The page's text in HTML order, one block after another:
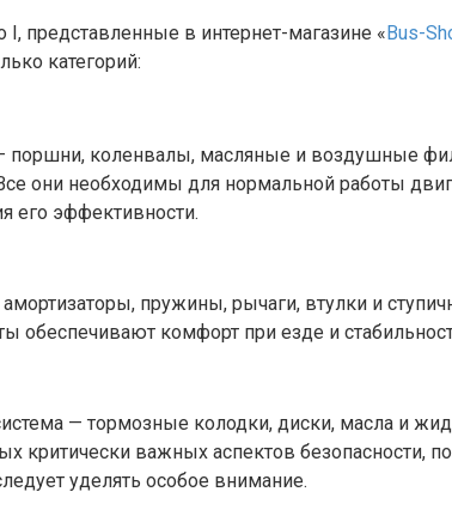
I, представленные в интернет-магазине «Bus-
категорий:
поршни, коленвалы, масляные и воздушные
они необходимы для нормальной работы
его эффективности.
пружины, рычаги, втулки и
обеспечивают комфорт при езде и
— тормозные колодки, диски, масла и
критически важных аспектов безопасности,
уделять особое внимание.